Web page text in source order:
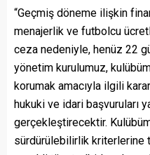
“Geçmiş döneme ilişkin
menajerlik ve futbolcu
ceza nedeniyle, henüz 22
yönetim kurulumuz,
korumak amacıyla ilgili
hukuki ve idari başvuruları
gerçekleştirecektir.
sürdürülebilirlik kriterlerine